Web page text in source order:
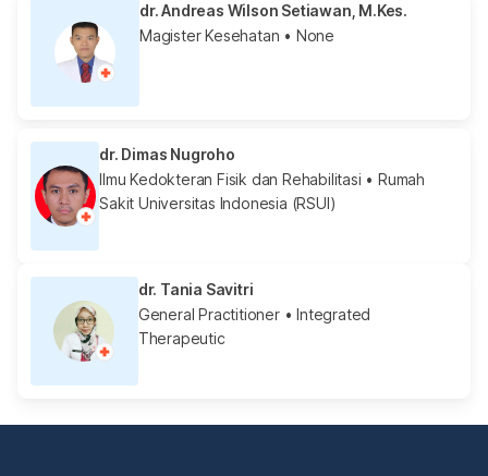
dr. Andreas Wilson Setiawan, M.Kes.
Magister Kesehatan • None
dr. Dimas Nugroho
Ilmu Kedokteran Fisik dan Rehabilitasi • Rumah
Sakit Universitas Indonesia (RSUI)
dr. Tania Savitri
General Practitioner• Integrated
Therapeutic